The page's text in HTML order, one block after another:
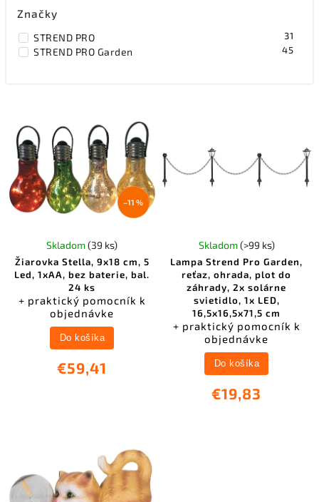
Značky
STREND PRO 31
STREND PRO Garden 45
–11 %
Žiarovka Stella, 9x18 cm, 5
Led, 1xAA, bez baterie, bal.
24 ks
+ praktický pomocník k
objednávke
Skladom(39 ks)
€59,41
Do košíka
Lampa Strend Pro Garden,
reťaz, ohrada, plot do
záhrady, 2x solárne
svietidlo, 1x LED,
16,5x16,5x71,5 cm
+ praktický pomocník k
objednávke
Skladom(>99 ks)
€19,83
Do košíka